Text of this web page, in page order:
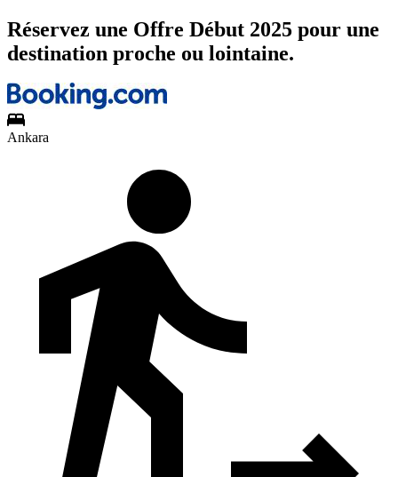
Réservez une Offre Début 2025 pour une
destination proche ou lointaine.
Ankara